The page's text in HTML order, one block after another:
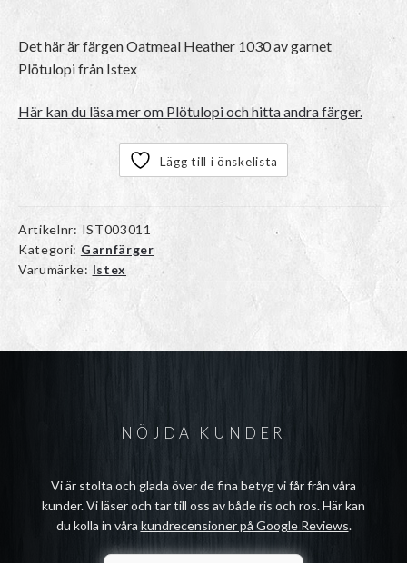
Det här är färgenOatmeal Heather 1030av garnet
Plötulopifrån Istex
Här kan du läsa mer om Plötulopi och hitta andra färger.
Lägg till i önskelista
Artikelnr: IST003011
Kategori: Garnfärger
Varumärke: Istex
NÖJDA KUNDER
Vi är stolta och glada över de fina betyg vi får från våra
kunder. Vi läser och tar till oss av både ris och ros. Här kan
du kolla in våra kundrecensioner på Google Reviews.